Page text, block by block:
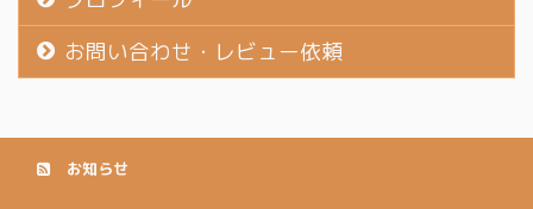
お問い合わせ・レビュー依頼
お知らせ